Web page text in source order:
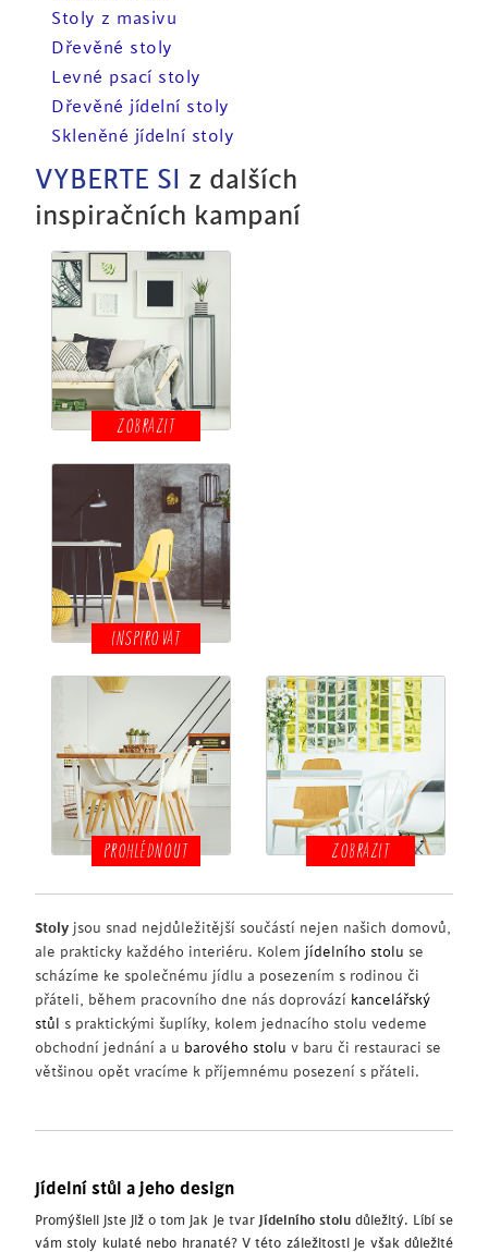
Stoly z masivu
Dřevěné stoly
Levné psací stoly
Dřevěné jídelní stoly
Skleněné jídelní stoly
VYBERTE SI
z dalších
inspiračních kampaní
ZOBRAZIT
INSPIROVAT
PROHLÉDNOUT ZOBRAZIT
Stoly jsou snad nejdůležitější součástí nejen našich domovů,
ale prakticky každého interiéru. Kolem jídelního stolu se
scházíme ke společnému jídlu a posezením s rodinou či
přáteli, během pracovního dne nás doprovází kancelářský
stůl s praktickými šuplíky, kolem jednacího stolu vedeme
obchodní jednání a u barového stolu v baru či restauraci se
většinou opět vracíme k příjemnému posezení s přáteli.
Jídelní stůl a jeho design
Promýšleli jste již o tom jak je tvar jídelního stoludůležitý. Líbí se
vám stoly kulaté nebo hranaté? V této záležitosti je však důležité